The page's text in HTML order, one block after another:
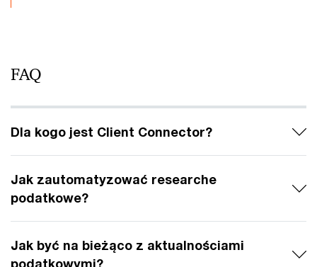
FAQ
Dla kogo jest Client Connector?
Jak zautomatyzować researche
podatkowe?
Jak być na bieżąco z aktualnościami
podatkowymi?